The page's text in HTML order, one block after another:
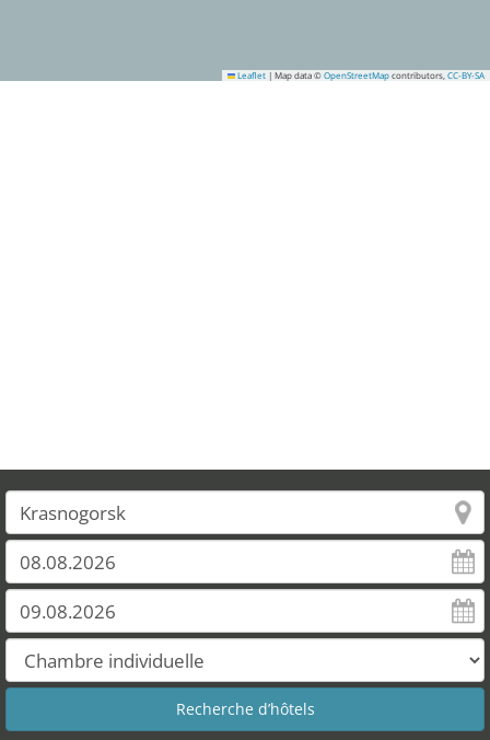
Leaflet | Map data © OpenStreetMap contributors, CC-BY-SA